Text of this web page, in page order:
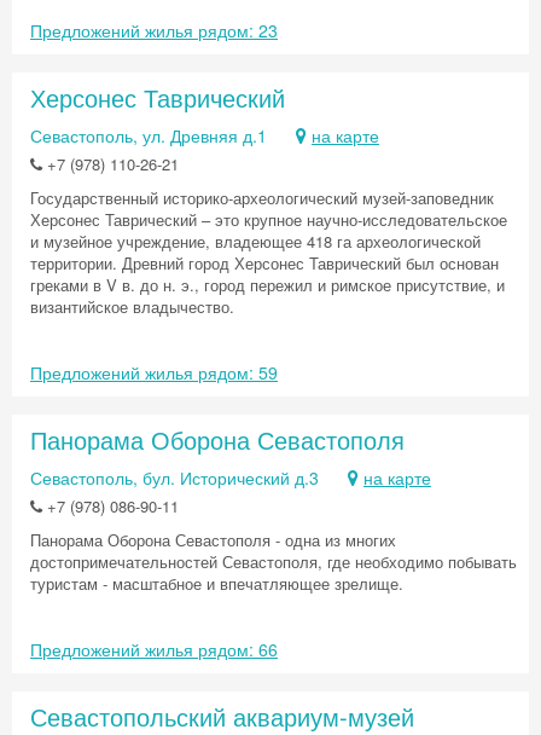
Предложений жилья рядом: 23
Херсонес Таврический
Севастополь, ул. Древняя д.1 на карте
+7 (978) 110-26-21
Государственный историко-археологический музей-заповедник
Херсонес Таврический – это крупное научно-исследовательское
и музейное учреждение, владеющее 418 га археологической
территории. Древний город Херсонес Таврический был основан
греками в V в. до н. э., город пережил и римское присутствие, и
византийское владычество.
Предложений жилья рядом: 59
Панорама Оборона Севастополя
Севастополь, бул. Исторический д.3 на карте
+7 (978) 086-90-11
Панорама Оборона Севастополя - одна из многих
достопримечательностей Севастополя, где необходимо побывать
туристам - масштабное и впечатляющее зрелище.
Предложений жилья рядом: 66
Севастопольский аквариум-музей